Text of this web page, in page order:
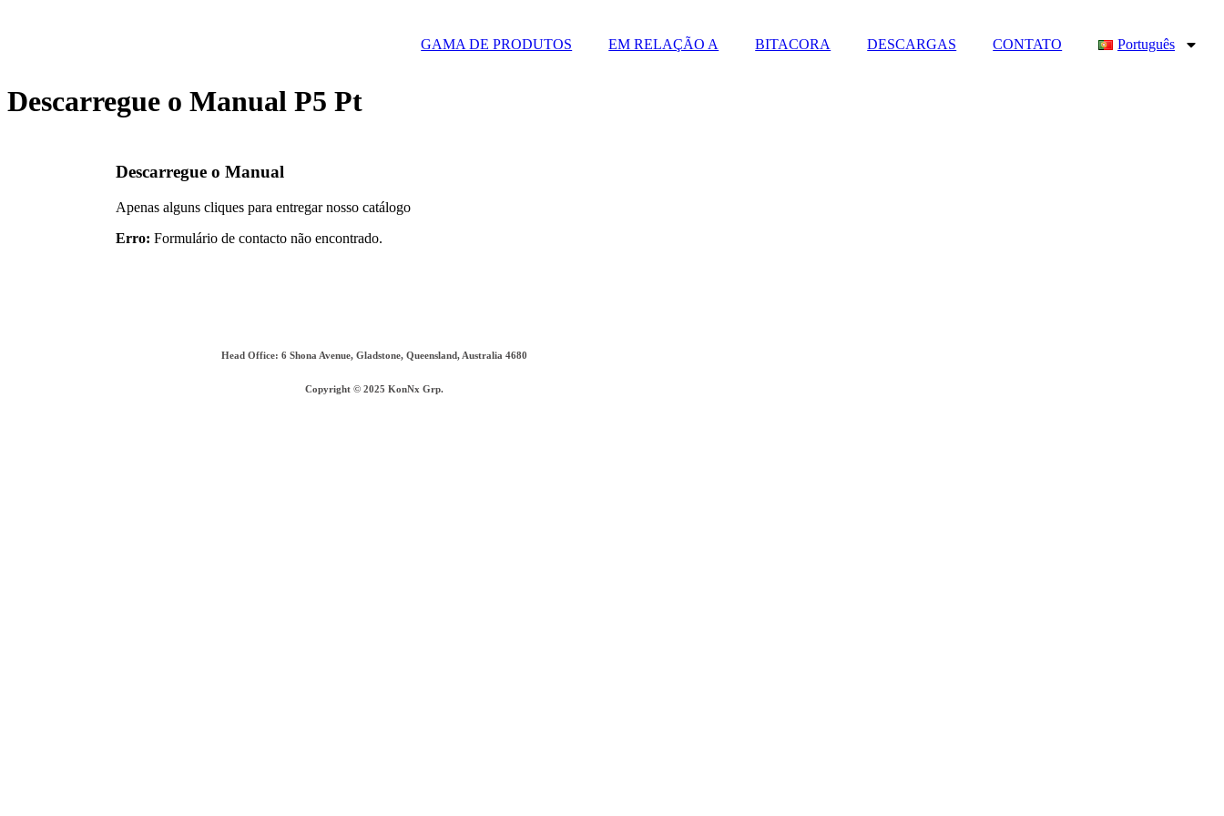
GAMA DE PRODUTOS EM RELAÇÃO A BITACORA DESCARGAS CONTATO Português
Descarregue o Manual P5 Pt
Descarregue o Manual
Apenas alguns cliques para entregar nosso catálogo
Erro: Formulário de contacto não encontrado.
Head Office: 6 Shona Avenue, Gladstone, Queensland, Australia 4680
Copyright © 2025 KonNx Grp.